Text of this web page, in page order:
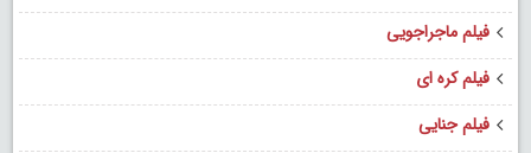
فیلم ماجراجویی
فیلم کره ای
فیلم جنایی